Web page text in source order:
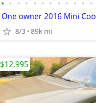
• • • • • • • • • • • •
One owner 2016 Mini
8/3 89k mi
$12,995